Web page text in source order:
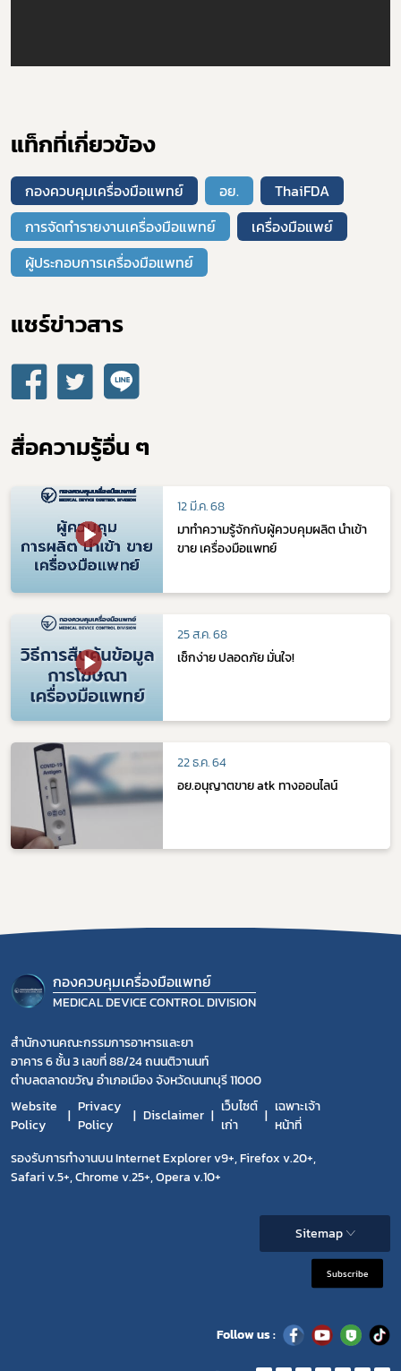
แท็กที่เกี่ยวข้อง
กองควบคุมเครื่องมือแพทย์ อย.
ThaiFDA
การจัดทำรายงานเครื่องมือแพทย์
เครื่องมือแพย์
ผู้ประกอบการเครื่องมือแพทย์
แชร์ข่าวสาร​
สื่อความรู้อื่น ๆ
12 มี.ค. 68
มาทำความรู้จักกับผู้ควบคุมผลิต นำเข้า
ขาย เครื่องมือแพทย์
25 ส.ค. 68
เช็กง่าย ปลอดภัย มั่นใจ!
22 ธ.ค. 64
อย.อนุญาตขาย atk ทางออนไลน์
กองควบคุมเครื่องมือแพทย์
MEDICAL DEVICE CONTROL DIVISION
สำนักงานคณะกรรมการอาหารและยา
อาคาร 6 ชั้น 3 เลขที่ 88/24 ถนนติวานนท์
ตำบลตลาดขวัญ อำเภอเมือง จังหวัดนนทบุรี 11000
Website
Policy
Privacy
Policy
Disclaimer
เว็บไซต์
เก่า
เฉพาะเจ้า
หน้าที่
รองรับการทำงานบน Internet Explorer v9+, Firefox v.20+,
Safari v.5+, Chrome v.25+, Opera v.10+
Sitemap
Subscribe
Follow us :
เลือกหัวข้อที่ท่านต้องการ Subscribe
ข่าวประชาสัมพันธ์ทั่วไป